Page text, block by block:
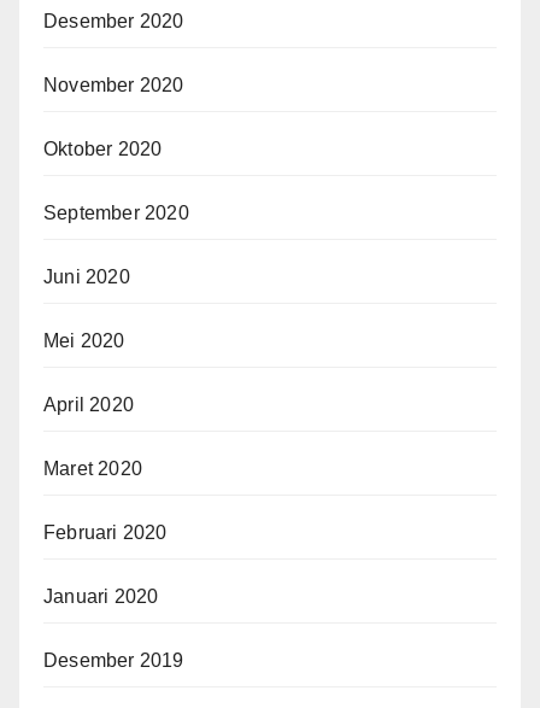
Desember 2020
November 2020
Oktober 2020
September 2020
Juni 2020
Mei 2020
April 2020
Maret 2020
Februari 2020
Januari 2020
Desember 2019